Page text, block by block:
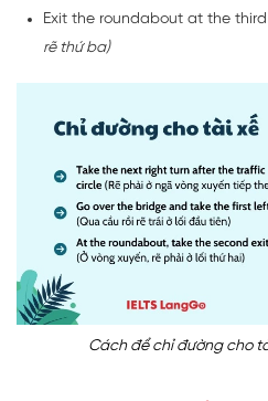
Exit the roundabout at the
rẽ thứ ba)
Cách để chỉ đường cho